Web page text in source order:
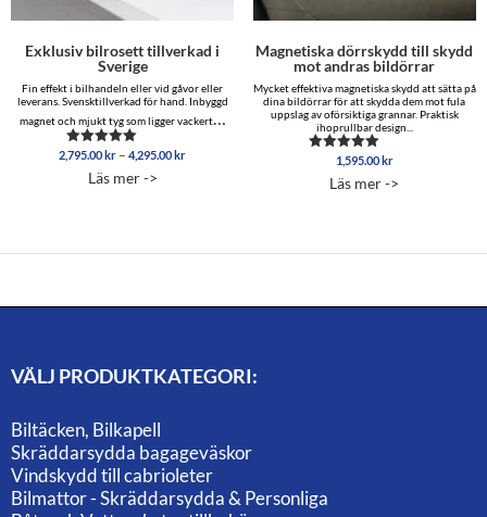
Exklusiv bilrosett tillverkad i
Sverige
Fin effekt i bilhandeln eller vid gåvor eller
leverans. Svensktillverkad för hand. Inbyggd
magnet och mjukt tyg som ligger vackert…
Betygsatt
av 5
2,795.00 kr – 4,295.00 krPrisintervall:
Läs mer ->
Magnetiska dörrskydd till skydd
mot andras bildörrar
Mycket effektiva magnetiska skydd att sätta på
dina bildörrar för att skydda dem mot fula
uppslag av oförsiktiga grannar. Praktisk
ihoprullbar design...
Betygsatt
av 5
1,595.00 kr
Läs mer ->
VÄLJ PRODUKTKATEGORI:
Biltäcken, Bilkapell
Skräddarsydda bagageväskor
Vindskydd till cabrioleter
Bilmattor - Skräddarsydda & Personliga